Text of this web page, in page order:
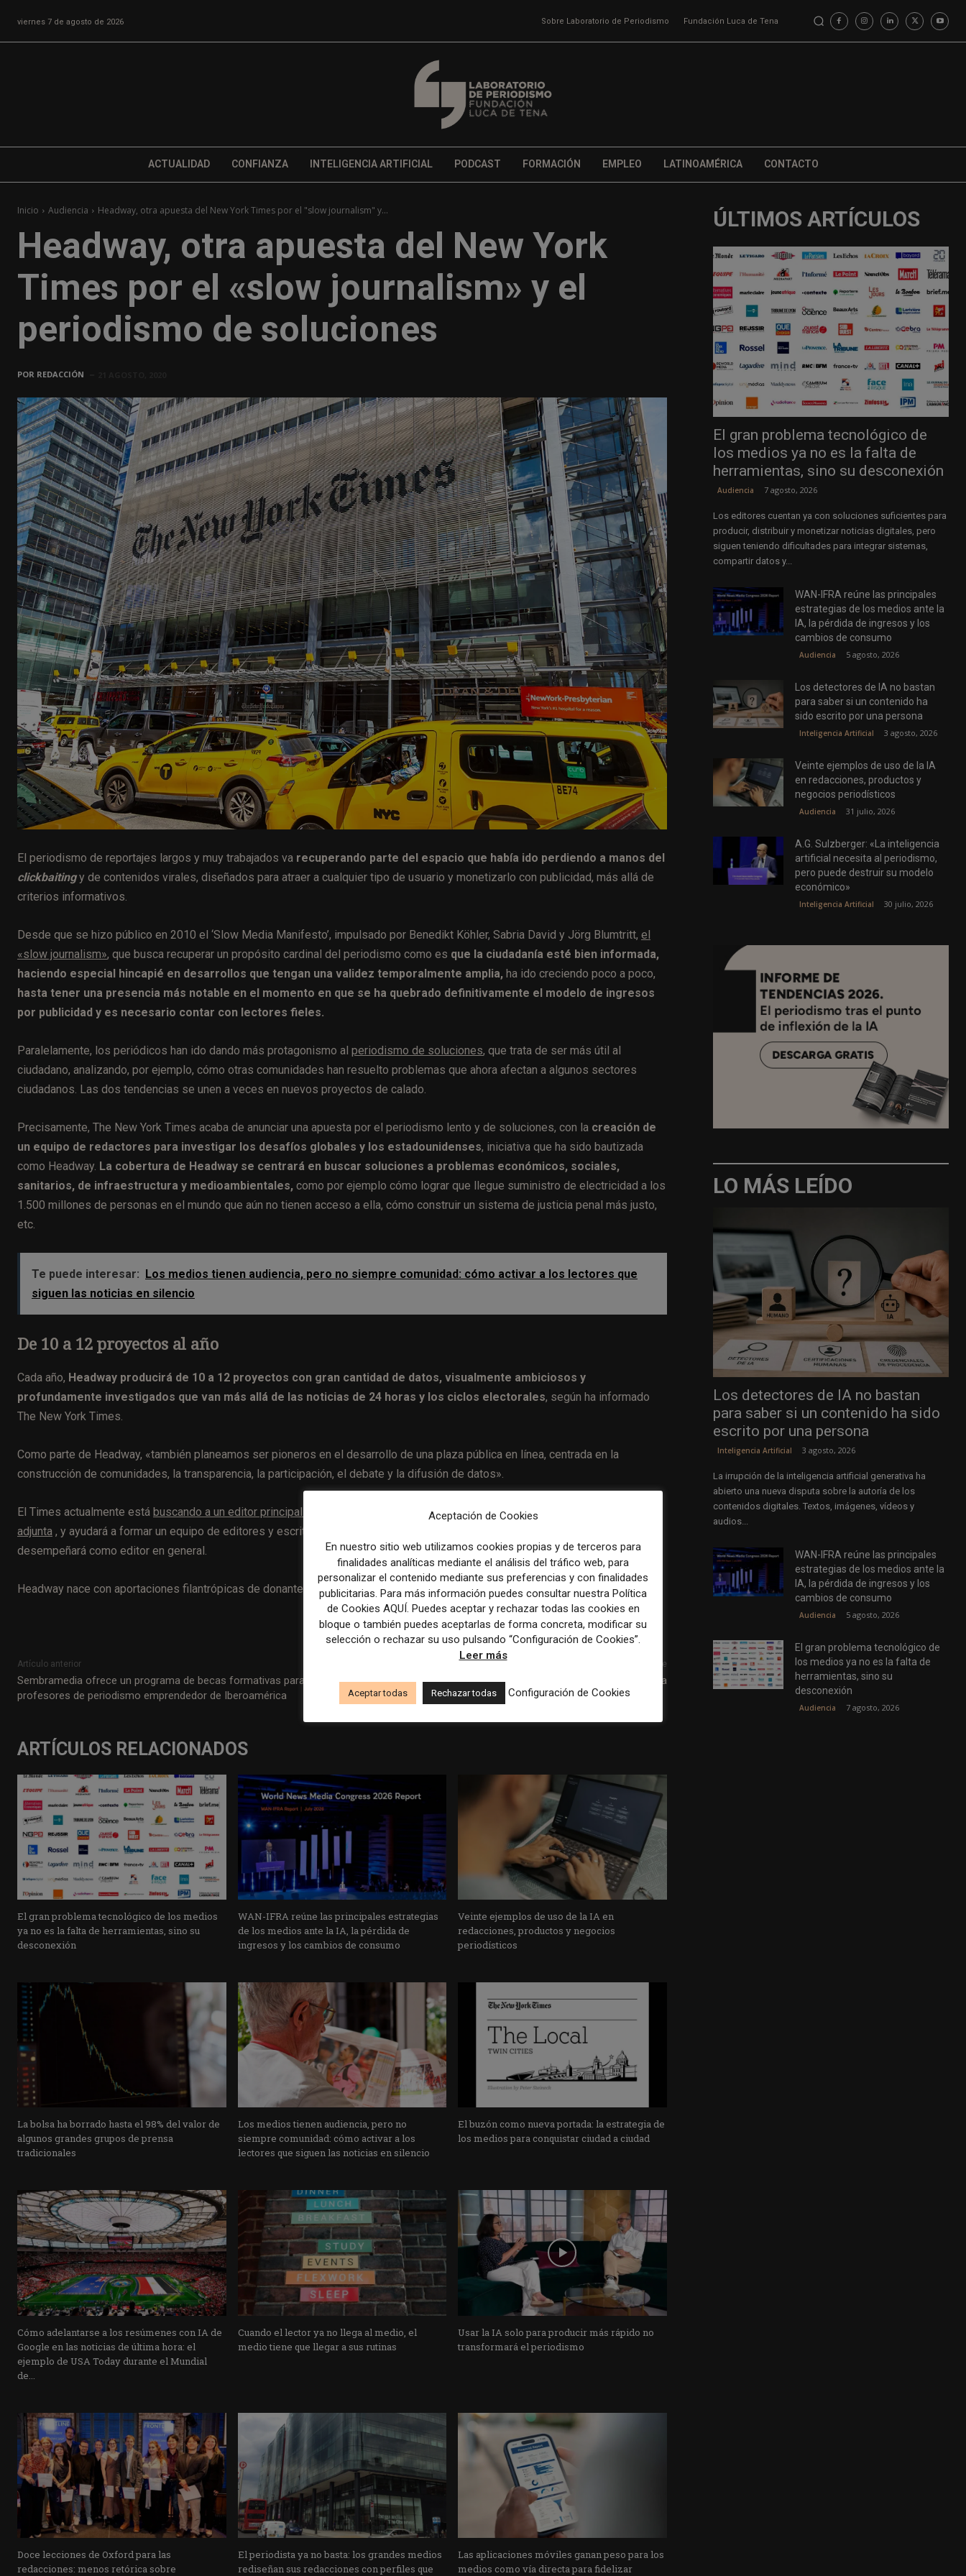
viernes 7 de agosto de 2026 Sobre Laboratorio de Periodismo Fundación Luca de Tena
ACTUALIDAD CONFIANZA INTELIGENCIA ARTIFICIAL PODCAST FORMACIÓN EMPLEO LATINOAMÉRICA CONTACTO
Inicio Audiencia Headway, otra apuesta del New York Times por el "slow journalism" y...
Headway, otra apuesta del New York
Times por el «slow journalism» y el
periodismo de soluciones
POR REDACCIÓN
El periodismo de reportajes largos y muy trabajados va recuperando parte del espacio que había ido perdiendo a manos del
clickbaitingy de contenidos virales, diseñados para atraer a cualquier tipo de usuario y monetizarlo con publicidad, más allá de
criterios informativos.
Desde que se hizo público en 2010 el ‘Slow Media Manifesto’, impulsado por Benedikt Köhler, Sabria David y Jörg Blumtritt, el
«slow journalism», que busca recuperar un propósito cardinal del periodismo como es que la ciudadanía esté bien informada,
haciendo especial hincapié en desarrollos que tengan una validez temporalmente amplia, ha ido creciendo poco a poco,
hasta tener una presencia más notable en el momento en que se ha quebrado definitivamente el modelo de ingresos
por publicidad y es necesario contar con lectores fieles.
Paralelamente, los periódicos han ido dando más protagonismo al periodismo de soluciones, que trata de ser más útil al
ciudadano, analizando, por ejemplo, cómo otras comunidades han resuelto problemas que ahora afectan a algunos sectores
ciudadanos. Las dos tendencias se unen a veces en nuevos proyectos de calado.
Precisamente, The New York Times acaba de anunciar una apuesta por el periodismo lento y de soluciones, con la creación de
un equipo de redactores para investigar los desafíos globales y los estadounidenses, iniciativa que ha sido bautizada
como Headway. La cobertura de Headway se centrará en buscar soluciones a problemas económicos, sociales,
sanitarios, de infraestructura y medioambientales, como por ejemplo cómo lograr que llegue suministro de electricidad a los
1.500 millones de personas en el mundo que aún no tienen acceso a ella, cómo construir un sistema de justicia penal más justo,
etc.
Te puede interesar: Los medios tienen audiencia, pero no siempre comunidad: cómo activar a los lectores que
siguen las noticias en silencio
De 10 a 12 proyectos al año
Cada año, Headway producirá de 10 a 12 proyectos con gran cantidad de datos, visualmente ambiciosos y
profundamente investigados que van más allá de las noticias de 24 horas y los ciclos electorales, según ha informado
The New York Times.
Como parte de Headway, «también planeamos ser pioneros en el desarrollo de una plaza pública en línea, centrada en la
construcción de comunidades, la transparencia, la participación, el debate y la difusión de datos».
El Times actualmente está buscando a un editor principal , quien reportará a Monica Drake, editora asistente
adjunta , y ayudará a formar un equipo de editores y escritores.
desempeñará como editor en general.
Headway nace con aportaciones filantrópicas de donantes y el plazo inicial de vigencia es de tres años.
Artículo anterior
Sembramedia ofrece un programa de becas formativas para
profesores de periodismo emprendedor de Iberoamérica
Artículo siguiente
Los editores miran hacia Australia
ARTÍCULOS RELACIONADOS
El gran problema tecnológico de los medios
ya no es la falta de herramientas, sino su
desconexión
WAN-IFRA reúne las principales estrategias
de los medios ante la IA, la pérdida de
ingresos y los cambios de consumo
Veinte ejemplos de uso de la IA en
redacciones, productos y negocios
periodísticos
La bolsa ha borrado hasta el 98% del valor de
algunos grandes grupos de prensa
tradicionales
Los medios tienen audiencia, pero no
siempre comunidad: cómo activar a los
lectores que siguen las noticias en silencio
El buzón como nueva portada: la estrategia de
los medios para conquistar ciudad a ciudad
Cómo adelantarse a los resúmenes con IA de
Google en las noticias de última hora: el
ejemplo de USA Today durante el Mundial
de...
Cuando el lector ya no llega al medio, el
medio tiene que llegar a sus rutinas
Usar la IA solo para producir más rápido no
transformará el periodismo
Doce lecciones de Oxford para las
redacciones: menos retórica sobre
El periodista ya no basta: los grandes medios
rediseñan sus redacciones con perfiles que
Las aplicaciones móviles ganan peso para los
medios como vía directa para fidelizar
ÚLTIMOS ARTÍCULOS
El gran problema tecnológico de
los medios ya no es la falta de
herramientas, sino su desconexión
Audiencia 7 agosto, 2026
Los editores cuentan ya con soluciones suficientes para
producir, distribuir y monetizar noticias digitales, pero
siguen teniendo dificultades para integrar sistemas,
compartir datos y...
WAN-IFRA reúne las principales
estrategias de los medios ante la
IA, la pérdida de ingresos y los
cambios de consumo
Audiencia 5 agosto, 2026
Los detectores de IA no bastan
para saber si un contenido ha
sido escrito por una persona
Inteligencia Artificial 3 agosto, 2026
Veinte ejemplos de uso de la IA
en redacciones, productos y
negocios periodísticos
Audiencia 31 julio, 2026
A.G. Sulzberger: «La inteligencia
artificial necesita al periodismo,
pero puede destruir su modelo
económico»
Inteligencia Artificial 30 julio, 2026
LO MÁS LEÍDO
Los detectores de IA no bastan
para saber si un contenido ha sido
escrito por una persona
Inteligencia Artificial 3 agosto, 2026
La irrupción de la inteligencia artificial generativa ha
abierto una nueva disputa sobre la autoría de los
contenidos digitales. Textos, imágenes, vídeos y
audios...
WAN-IFRA reúne las principales
estrategias de los medios ante la
IA, la pérdida de ingresos y los
cambios de consumo
Audiencia 5 agosto, 2026
El gran problema tecnológico de
los medios ya no es la falta de
herramientas, sino su
desconexión
Audiencia 7 agosto, 2026
Aceptación de Cookies
En nuestro sitio web utilizamos cookies propias y de terceros para
finalidades analíticas mediante el análisis del tráfico web, para
personalizar el contenido mediante sus preferencias y con finalidades
publicitarias. Para más información puedes consultar nuestra Política
de Cookies AQUÍ. Puedes aceptar y rechazar todas las cookies en
bloque o también puedes aceptarlas de forma concreta, modificar su
selección o rechazar su uso pulsando “Configuración de Cookies”.
Leer más
Aceptar todas Rechazar todas Configuración de Cookies